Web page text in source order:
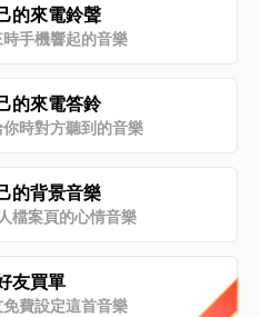
的來電鈴聲
手機響起的音樂
的來電答鈴
時對方聽到的音樂
的背景音樂
檔案頁的心情音樂
友買單
費設定這首音樂